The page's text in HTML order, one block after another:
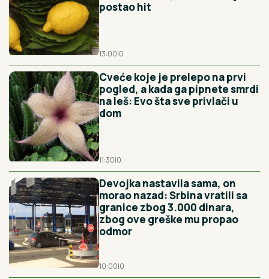
postao hit
13:00|0
Cveće koje je prelepo na prvi
pogled, a kada ga pipnete smrdi
na leš: Evo šta sve privlači u
dom
11:30|0
Devojka nastavila sama, on
morao nazad: Srbina vratili sa
granice zbog 3.000 dinara,
zbog ove greške mu propao
odmor
10:00|0